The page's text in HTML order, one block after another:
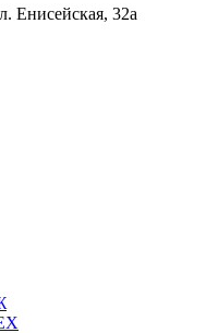
Енисейская, 32а